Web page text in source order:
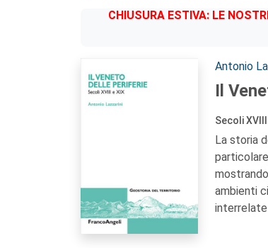
CHIUSURA ESTIVA: LE
Autori:
Antonio
Il
Secoli
La storia
ambienti